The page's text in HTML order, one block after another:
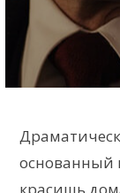
основанный